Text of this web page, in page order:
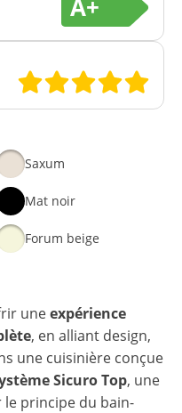
A+
Saxum
Mat noir
Forum beige
uneexpérience
, en alliant design,
une cuisinière conçue
Sicuro Top, une
principe du bain-